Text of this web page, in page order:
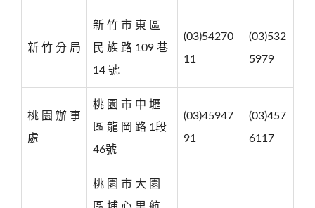
新 竹 分 局
新 竹 市 東 區
民 族 路 109 巷
14 號
(03)54270
11
(03)532
5979
桃 園 辦 事
處
桃 園 市 中 壢
區 龍 岡 路 1段
46號
(03)45947
91
(03)457
6117
桃 園 市 大 園